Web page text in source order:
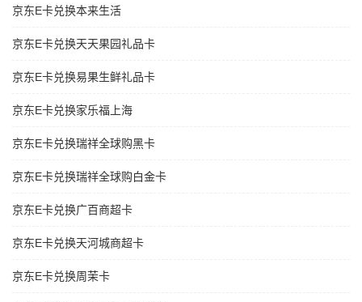
京东E卡兑换本来生活
京东E卡兑换天天果园礼品卡
京东E卡兑换易果生鲜礼品卡
京东E卡兑换家乐福上海
京东E卡兑换瑞祥全球购黑卡
京东E卡兑换瑞祥全球购白金卡
京东E卡兑换广百商超卡
京东E卡兑换天河城商超卡
京东E卡兑换周茉卡